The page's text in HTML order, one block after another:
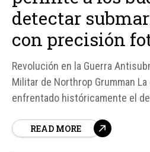
detectar
con precisión
Revolución en la Guerra
Militar de Northrop Grumman
enfrentado históricamente el
sistemas acústicos
READ MORE